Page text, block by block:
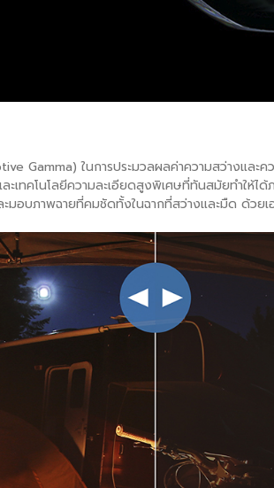
Gamma) ในการประมวลผลค่าความสว่างและ
คโนโลยีความละเอียดสูงพิเศษที่ทันสมัยทำให้ได้
อบภาพฉายที่คมชัดทั้งในฉากที่สว่างและมืด ด้วย